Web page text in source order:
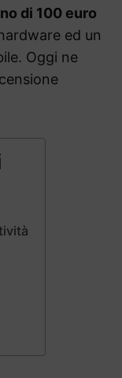
di 100 euro
ed un
Oggi ne